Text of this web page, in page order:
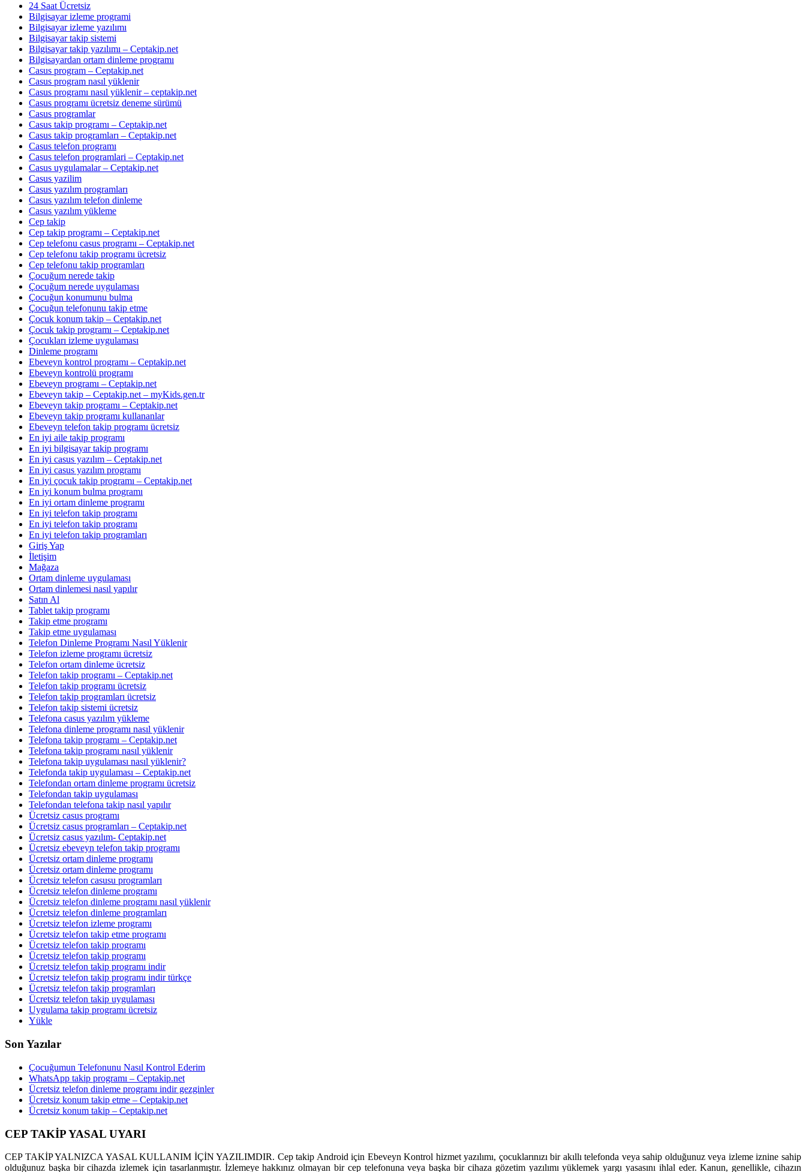
24 Saat Ücretsiz
Bilgisayar izleme programi
Bilgisayar izleme yazılımı
Bilgisayar takip sistemi
Bilgisayar takip yazılımı – Ceptakip.net
Bilgisayardan ortam dinleme programı
Casus program – Ceptakip.net
Casus program nasıl yüklenir
Casus programı nasıl yüklenir – ceptakip.net
Casus programı ücretsiz deneme sürümü
Casus programlar
Casus takip programı – Ceptakip.net
Casus takip programları – Ceptakip.net
Casus telefon programı
Casus telefon programlari – Ceptakip.net
Casus uygulamalar – Ceptakip.net
Casus yazilim
Casus yazılım programları
Casus yazılım telefon dinleme
Casus yazılım yükleme
Cep takip
Cep takip programı – Ceptakip.net
Cep telefonu casus programı – Ceptakip.net
Cep telefonu takip programı ücretsiz
Cep telefonu takip programları
Çocuğum nerede takip
Çocuğum nerede uygulaması
Çocuğun konumunu bulma
Çocuğun telefonunu takip etme
Çocuk konum takip – Ceptakip.net
Çocuk takip programı – Ceptakip.net
Çocukları izleme uygulaması
Dinleme programı
Ebeveyn kontrol programı – Ceptakip.net
Ebeveyn kontrolü programı
Ebeveyn programı – Ceptakip.net
Ebeveyn takip – Ceptakip.net – myKids.gen.tr
Ebeveyn takip programı – Ceptakip.net
Ebeveyn takip programı kullananlar
Ebeveyn telefon takip programı ücretsiz
En iyi aile takip programı
En iyi bilgisayar takip programı
En iyi casus yazılım – Ceptakip.net
En iyi casus yazılım programı
En iyi çocuk takip programı – Ceptakip.net
En iyi konum bulma programı
En iyi ortam dinleme programı
En iyi telefon takip programı
En iyi telefon takip programı
En iyi telefon takip programları
Giriş Yap
İletişim
Mağaza
Ortam dinleme uygulaması
Ortam dinlemesi nasıl yapılır
Satın Al
Tablet takip programı
Takip etme programı
Takip etme uygulaması
Telefon Dinleme Programı Nasıl Yüklenir
Telefon izleme programı ücretsiz
Telefon ortam dinleme ücretsiz
Telefon takip programı – Ceptakip.net
Telefon takip programı ücretsiz
Telefon takip programları ücretsiz
Telefon takip sistemi ücretsiz
Telefona casus yazılım yükleme
Telefona dinleme programı nasıl yüklenir
Telefona takip programı – Ceptakip.net
Telefona takip programı nasıl yüklenir
Telefona takip uygulaması nasıl yüklenir?
Telefonda takip uygulaması – Ceptakip.net
Telefondan ortam dinleme programı ücretsiz
Telefondan takip uygulaması
Telefondan telefona takip nasıl yapılır
Ücretsiz casus programı
Ücretsiz casus programları – Ceptakip.net
Ücretsiz casus yazılım- Ceptakip.net
Ücretsiz ebeveyn telefon takip programı
Ücretsiz ortam dinleme programı
Ücretsiz ortam dinleme programı
Ücretsiz telefon casusu programları
Ücretsiz telefon dinleme programı
Ücretsiz telefon dinleme programı nasıl yüklenir
Ücretsiz telefon dinleme programları
Ücretsiz telefon izleme programı
Ücretsiz telefon takip etme programı
Ücretsiz telefon takip programı
Ücretsiz telefon takip programı
Ücretsiz telefon takip programı indir
Ücretsiz telefon takip programı indir türkçe
Ücretsiz telefon takip programları
Ücretsiz telefon takip uygulaması
Uygulama takip programı ücretsiz
Yükle
Son Yazılar
Çocuğumun Telefonunu Nasıl Kontrol Ederim
WhatsApp takip programı – Ceptakip.net
Ücretsiz telefon dinleme programı indir gezginler
Ücretsiz konum takip etme – Ceptakip.net
Ücretsiz konum takip – Ceptakip.net
CEP TAKİP YASAL UYARI
CEP TAKİP YALNIZCA YASAL KULLANIM İÇİN YAZILIMDIR. Cep takip Android için Ebeveyn Kontrol hizmet yazılımı, çocuklarınızı bir akıllı telefonda veya sahip olduğunuz veya izleme iznine sahip
olduğunuz başka bir cihazda izlemek için tasarlanmıştır. İzlemeye hakkınız olmayan bir cep telefonuna veya başka bir cihaza gözetim yazılımı yüklemek yargı yasasını ihlal eder. Kanun, genellikle, cihazın